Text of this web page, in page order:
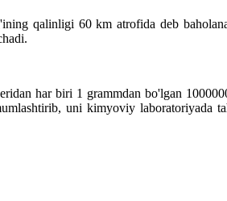
qalinligi 60 km atrofida deb
har biri 1 grammdan bo'lgan
uni kimyoviy